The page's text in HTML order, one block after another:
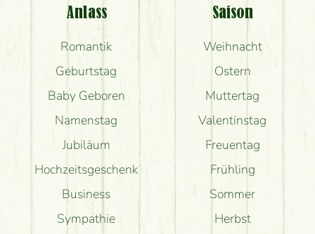
Anlass
Romantik
Geburtstag
Baby Geboren
Namenstag
Jubiläum
Hochzeitsgeschenk
Business
Sympathie
Saison
Weihnacht
Ostern
Muttertag
Valentinstag
Freuentag
Frühling
Sommer
Herbst